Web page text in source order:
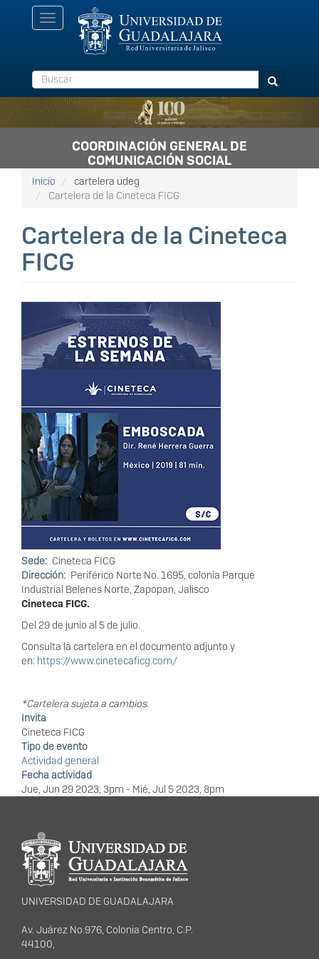
Toggle
navigation
Buscar Buscar
COORDINACIÓN GENERAL DE
COMUNICACIÓN SOCIAL
Inicio
cartelera udeg
Cartelera de la Cineteca FICG
Cartelera de la Cineteca
FICG
Sede
Cineteca FICG
Dirección
Periférico Norte No. 1695, colonia Parque
Industrial Belenes Norte, Zapopan, Jalisco
Cineteca FICG.
Del 29 de junio al 5 de julio.
Consulta la cartelera en el documento adjunto y
en: https://www.cinetecaficg.com/
*Cartelera sujeta a cambios.
Invita
Cineteca FICG
Tipo de evento
Actividad general
Fecha actividad
Jue, Jun 29 2023, 3pm - Mié, Jul 5 2023, 8pm
Información del
portal
UNIVERSIDAD DE GUADALAJARA
Av. Juárez No.976, Colonia Centro, C.P.
44100,